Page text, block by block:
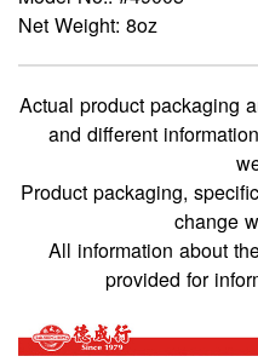
Net Weight: 8oz
Actual product packaging
and different
Product packaging,
change
All information about
provided for